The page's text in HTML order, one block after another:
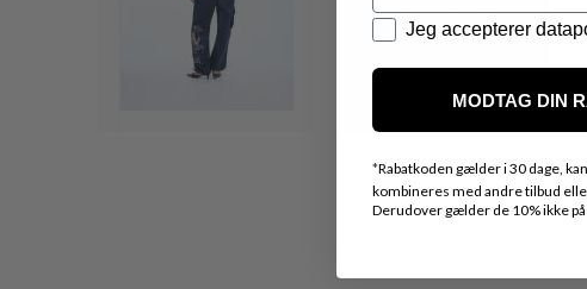
Datapolitik
Jeg accepterer
MODTAG DIN
*Rabatkoden gælder i 30 dage,
kombineres med andre tilbud
Derudover gælder de 10% ikke